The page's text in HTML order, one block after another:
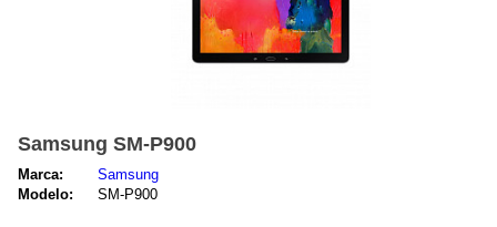
Samsung SM-P900
Marca:
Samsung
Modelo:
SM-P900